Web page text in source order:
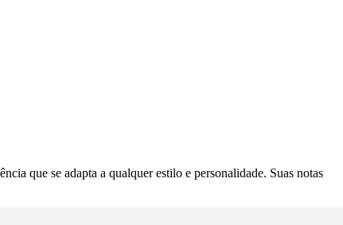
que se adapta a qualquer estilo e personalidade. Suas notas